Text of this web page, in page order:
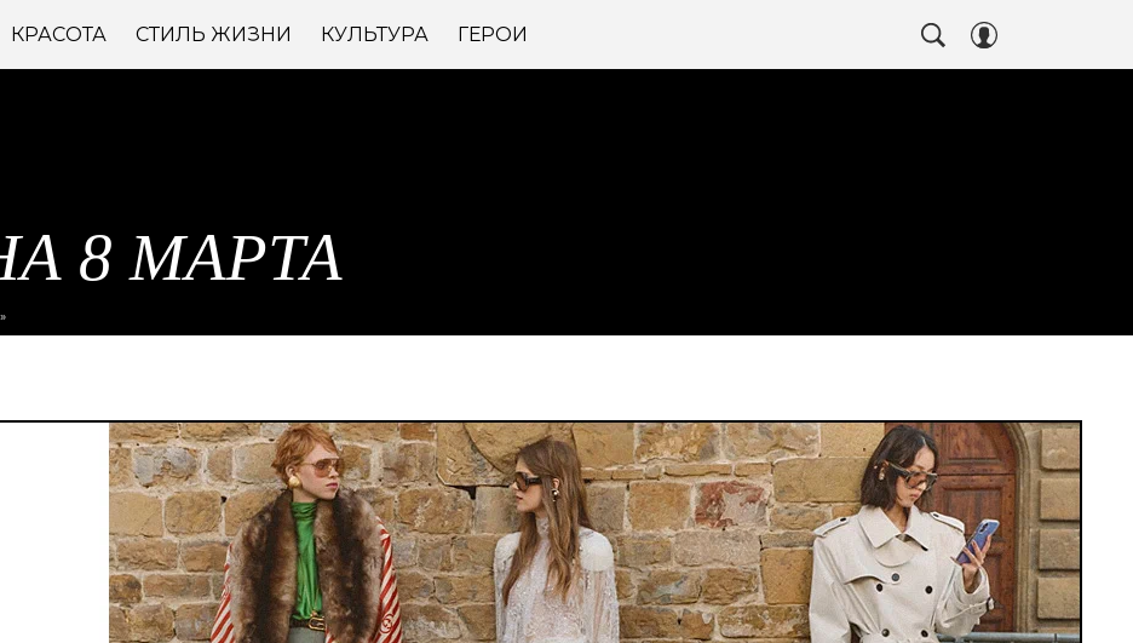
КРАСОТА СТИЛЬ ЖИЗНИ КУЛЬТУРА ГЕРОИ
8 МАРТА